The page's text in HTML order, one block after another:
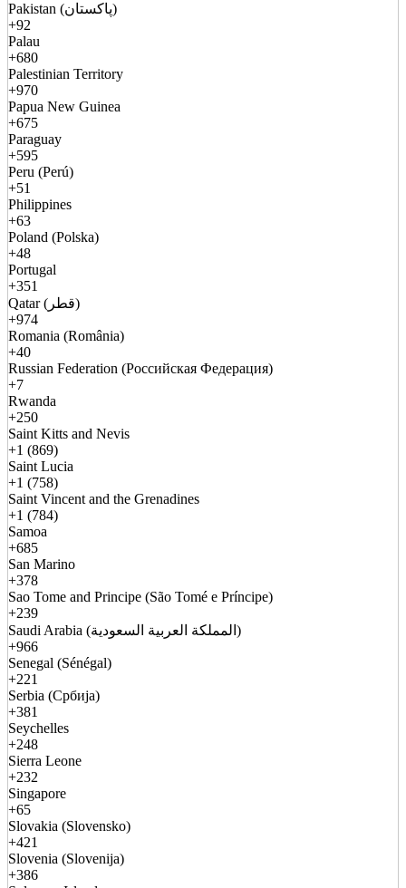
Pakistan (پاکستان)
+92
Palau
+680
Palestinian Territory
+970
Papua New Guinea
+675
Paraguay
+595
Peru (Perú)
+51
Philippines
+63
Poland (Polska)
+48
Portugal
+351
Qatar (قطر)
+974
Romania (România)
+40
Russian Federation (Российская Федерация)
+7
Rwanda
+250
Saint Kitts and Nevis
+1 (869)
Saint Lucia
+1 (758)
Saint Vincent and the Grenadines
+1 (784)
Samoa
+685
San Marino
+378
Sao Tome and Principe (São Tomé e Príncipe)
+239
Saudi Arabia (المملكة العربية السعودية)
+966
Senegal (Sénégal)
+221
Serbia (Србија)
+381
Seychelles
+248
Sierra Leone
+232
Singapore
+65
Slovakia (Slovensko)
+421
Slovenia (Slovenija)
+386